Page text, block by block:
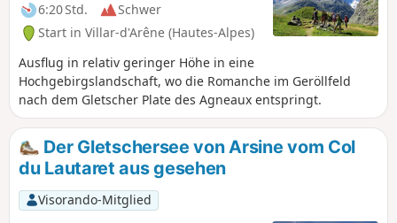
6:20 Std.
Schwer
Start in Villar-d'Arêne (Hautes-Alpes)
Ausflug in relativ geringer Höhe in eine
Hochgebirgslandschaft, wo die Romanche im Geröllfeld
nach dem Gletscher Plate des Agneaux entspringt.
Der Gletschersee von Arsine vom Col
du Lautaret aus gesehen
Visorando-Mitglied